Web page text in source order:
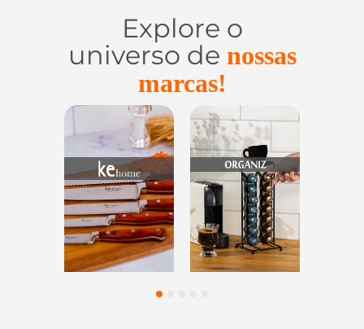
Explore o
universo de nossas
marcas!
Casa e
Organização
Utilidades de
45